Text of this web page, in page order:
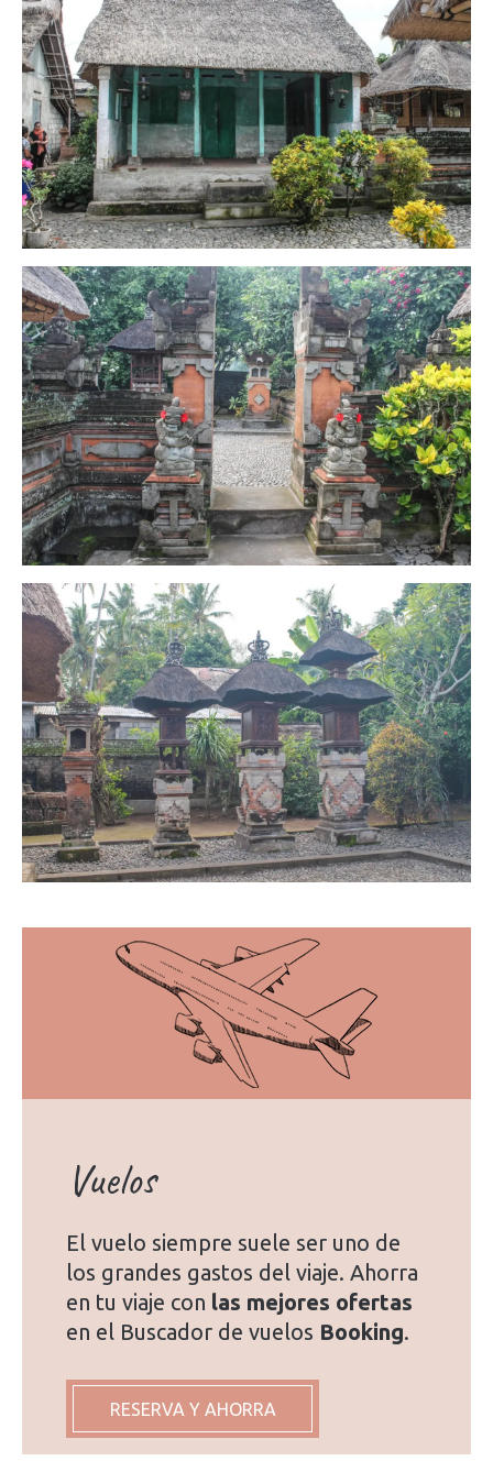
Vuelos
El vuelo siempre suele ser uno de
los grandes gastos del viaje. Ahorra
en tu viaje con las mejores ofertas
en el Buscador de vuelos Booking.
RESERVA Y AHORRA